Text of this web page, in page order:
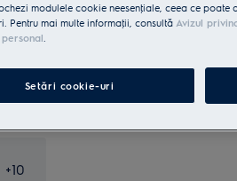
+10
Garanţie 5 ani
Cumpără direct de la
modulele cookie neesenţiale, ceea ce
Pentru mai multe informaţii, consultă Avizul
.
Setări cookie-uri